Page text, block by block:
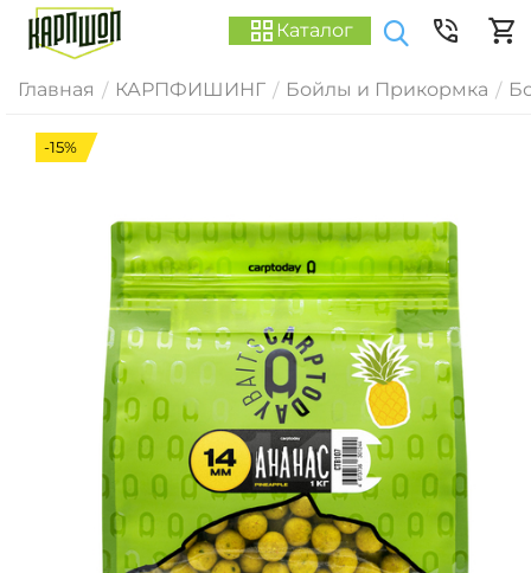
Каталог
Главная / КАРПФИШИНГ / Бойлы и Прикормка /
-15%